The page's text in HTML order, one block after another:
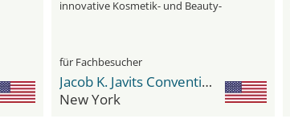
innovative Kosmetik- und Beauty-
für Fachbesucher
Jacob K. Javits Convention Center
New York